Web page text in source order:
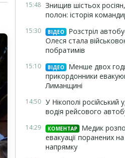
15:48 Знищив шістьох
полон: історія
15:30 ВІДЕО
Розстріл
Олеся стала
побратимів
15:10 ВІДЕО
Менше двох
прикордонники
Лиманщині
14:50 У Нікополі
водія рейсового
14:29 КОМЕНТАР
Медик
евакуації поранених
напрямку